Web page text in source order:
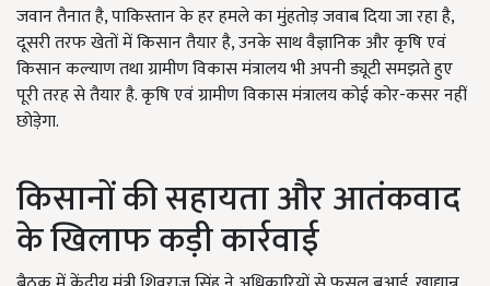
जवान तैनात है, पाकिस्तान के हर हमले का मुंहतोड़ जवाब दिया जा रहा है,
दूसरी तरफ खेतों में किसान तैयार है, उनके साथ वैज्ञानिक और कृषि एवं
किसान कल्याण तथा ग्रामीण विकास मंत्रालय भी अपनी ड्यूटी समझते हुए
पूरी तरह से तैयार है. कृषि एवं ग्रामीण विकास मंत्रालय कोई कोर-कसर नहीं
छोड़ेगा.
किसानों की सहायता और आतंकवाद
के खिलाफ कड़ी कार्रवाई